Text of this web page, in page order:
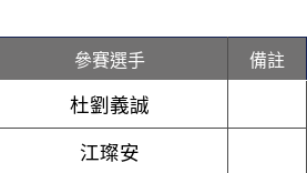
參賽選手 備註
杜劉義誠
江璨安